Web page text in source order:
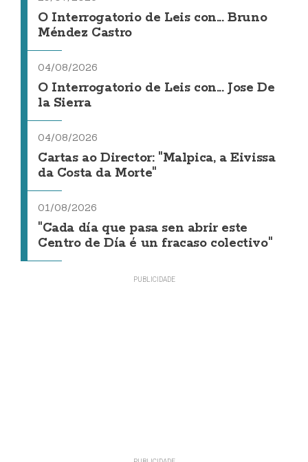
O Interrogatorio de Leis con... Bruno
Méndez Castro
04/08/2026
O Interrogatorio de Leis con... Jose De
la Sierra
04/08/2026
Cartas ao Director: "Malpica, a Eivissa
da Costa da Morte"
01/08/2026
"Cada día que pasa sen abrir este
Centro de Día é un fracaso colectivo"